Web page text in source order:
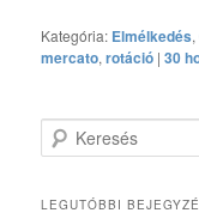
Kategória: Elmélkedés,
mercato,rotáció |30
Keresés
LEGUTÓBBI